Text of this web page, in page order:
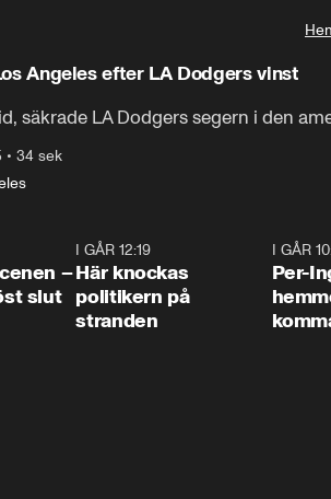
Angeles efter LA Dodgers vinst
säkrade LA Dodgers segern i den
• 34 sek
–
slut
I GÅR 12:19
Här knockas
politikern på
stranden
I GÅR
Per-